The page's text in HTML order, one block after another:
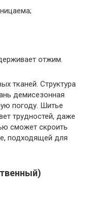
отжим.
тканей. Структура
демисезонная
погоду. Шитье
трудностей, даже
сможет скроить
подходящей для